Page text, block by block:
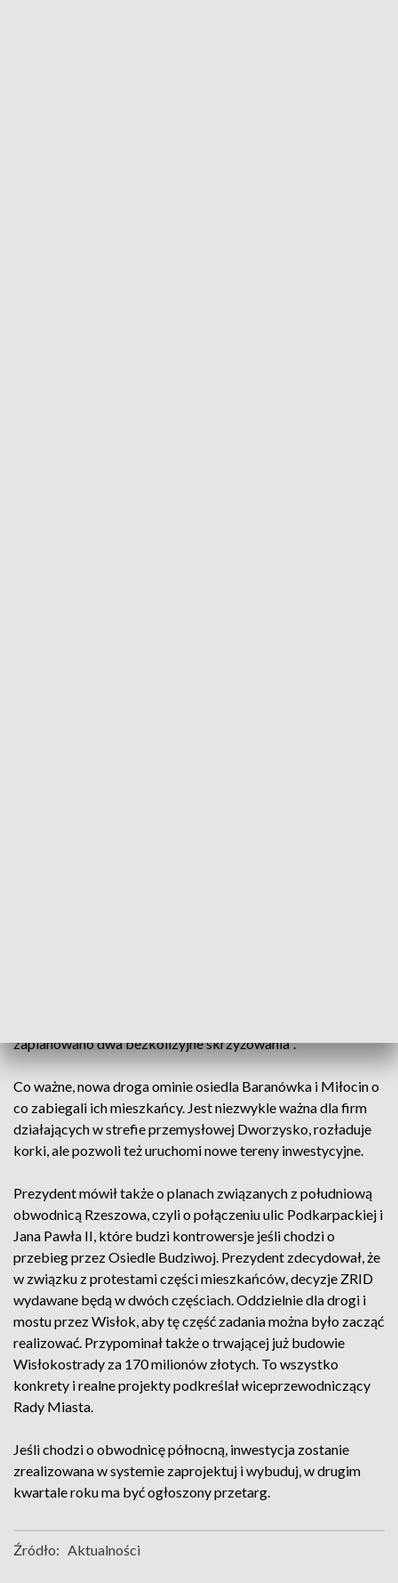
zaplanowano dwa bezkolizyjne skrzyżowania".
Co ważne, nowa droga ominie osiedla Baranówka i Miłocin o
co zabiegali ich mieszkańcy. Jest niezwykle ważna dla firm
działających w strefie przemysłowej Dworzysko, rozładuje
korki, ale pozwoli też uruchomi nowe tereny inwestycyjne.
Prezydent mówił także o planach związanych z południową
obwodnicą Rzeszowa, czyli o połączeniu ulic Podkarpackiej i
Jana Pawła II, które budzi kontrowersje jeśli chodzi o
przebieg przez Osiedle Budziwoj. Prezydent zdecydował, że
w związku z protestami części mieszkańców, decyzje ZRID
wydawane będą w dwóch częściach. Oddzielnie dla drogi i
mostu przez Wisłok, aby tę część zadania można było zacząć
realizować. Przypominał także o trwającej już budowie
Wisłokostrady za 170 milionów złotych. To wszystko
konkrety i realne projekty podkreślał wiceprzewodniczący
Rady Miasta.
Jeśli chodzi o obwodnicę północną, inwestycja zostanie
zrealizowana w systemie zaprojektuj i wybuduj, w drugim
kwartale roku ma być ogłoszony przetarg.
Źródło: Aktualności